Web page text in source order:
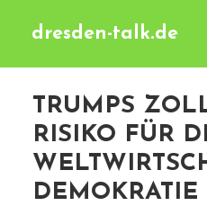
dresden-talk.de
TRUMPS
RISIKO FÜR
DEMOKRATIE